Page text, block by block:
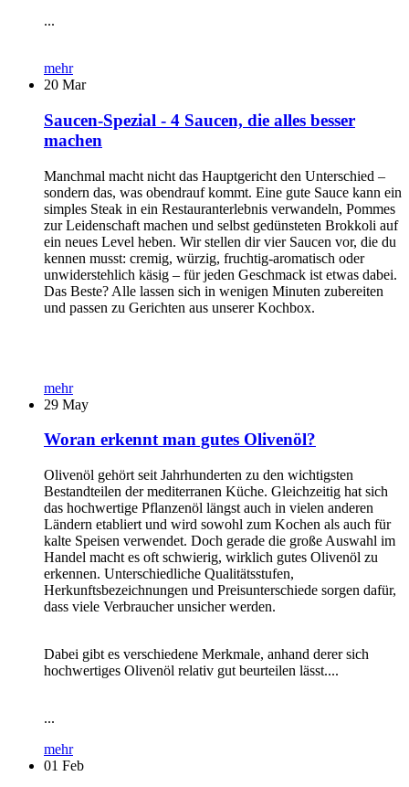
...
mehr
20 Mar
Saucen-Spezial - 4 Saucen, die alles besser
machen
Manchmal macht nicht das Hauptgericht den Unterschied –
sondern das, was obendrauf kommt. Eine gute Sauce kann ein
simples Steak in ein Restauranterlebnis verwandeln, Pommes
zur Leidenschaft machen und selbst gedünsteten Brokkoli auf
ein neues Level heben. Wir stellen dir vier Saucen vor, die du
kennen musst: cremig, würzig, fruchtig-aromatisch oder
unwiderstehlich käsig – für jeden Geschmack ist etwas dabei.
Das Beste? Alle lassen sich in wenigen Minuten zubereiten
und passen zu Gerichten aus unserer Kochbox.
mehr
29 May
Woran erkennt man gutes Olivenöl?
Olivenöl gehört seit Jahrhunderten zu den wichtigsten
Bestandteilen der mediterranen Küche. Gleichzeitig hat sich
das hochwertige Pflanzenöl längst auch in vielen anderen
Ländern etabliert und wird sowohl zum Kochen als auch für
kalte Speisen verwendet. Doch gerade die große Auswahl im
Handel macht es oft schwierig, wirklich gutes Olivenöl zu
erkennen. Unterschiedliche Qualitätsstufen,
Herkunftsbezeichnungen und Preisunterschiede sorgen dafür,
dass viele Verbraucher unsicher werden.
Dabei gibt es verschiedene Merkmale, anhand derer sich
hochwertiges Olivenöl relativ gut beurteilen lässt....
...
mehr
01 Feb